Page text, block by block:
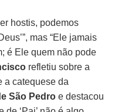
hostis, podemos
mas “Ele jamais
é Ele quem não pode
refletiu sobre a
a catequese da
São Pedro e destacou